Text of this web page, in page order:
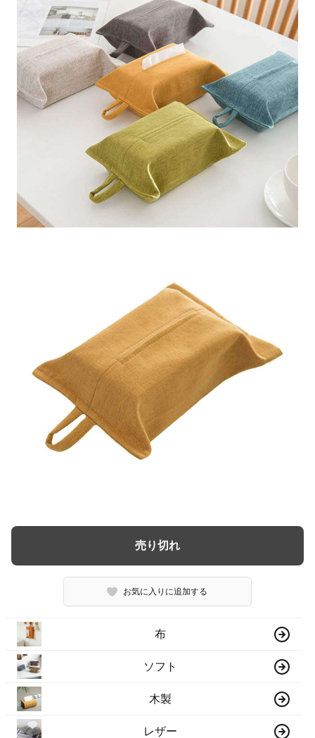
売り切れ
お気に入りに追加する
布
ソフト
木製
レザー